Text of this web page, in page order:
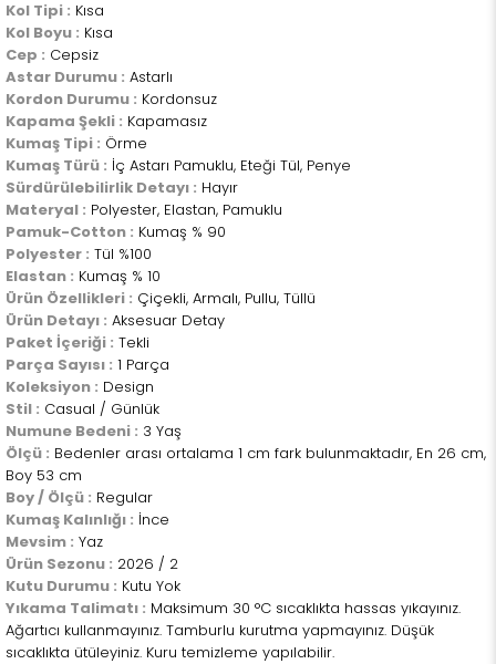
Kol Tipi : Kısa
Kol Boyu : Kısa
Cep : Cepsiz
Astar Durumu : Astarlı
Kordon Durumu : Kordonsuz
Kapama Şekli : Kapamasız
Kumaş Tipi : Örme
Kumaş Türü : İç Astarı Pamuklu, Eteği Tül, Penye
Sürdürülebilirlik Detayı : Hayır
Materyal : Polyester, Elastan, Pamuklu
Pamuk-Cotton : Kumaş % 90
Polyester : Tül %100
Elastan : Kumaş % 10
Ürün Özellikleri : Çiçekli, Armalı, Pullu, Tüllü
Ürün Detayı : Aksesuar Detay
Paket İçeriği : Tekli
Parça Sayısı : 1 Parça
Koleksiyon : Design
Stil : Casual / Günlük
Numune Bedeni : 3 Yaş
Ölçü : Bedenler arası ortalama 1 cm fark bulunmaktadır, En 26 cm,
Boy 53 cm
Boy / Ölçü : Regular
Kumaş Kalınlığı : İnce
Mevsim : Yaz
Ürün Sezonu : 2026 / 2
Kutu Durumu : Kutu Yok
Yıkama Talimatı : Maksimum 30 °C sıcaklıkta hassas yıkayınız.
Ağartıcı kullanmayınız. Tamburlu kurutma yapmayınız. Düşük
sıcaklıkta ütüleyiniz. Kuru temizleme yapılabilir.